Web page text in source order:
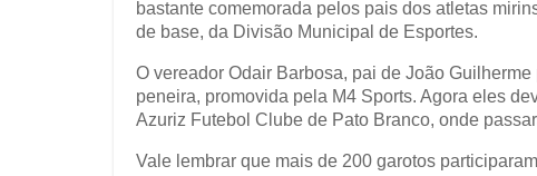
bastante comemorada pelos pais dos atletas
de base, da Divisão Municipal de Esportes.
O vereador Odair Barbosa, pai de João
peneira, promovida pela M4 Sports. Agora eles
Azuriz Futebol Clube de Pato Branco, onde
Vale lembrar que mais de 200 garotos